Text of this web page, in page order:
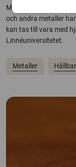
Mycket gruvavfall
och andra metaller
kan tas till vara med
Linnéuniversitetet.
Metaller